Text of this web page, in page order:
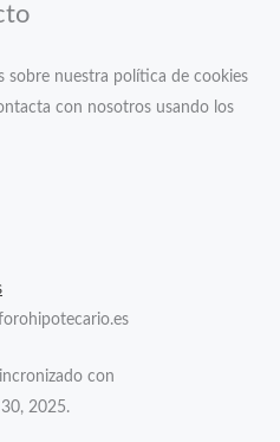
sobre nuestra política de cookies
con nosotros usando los
con
2025.